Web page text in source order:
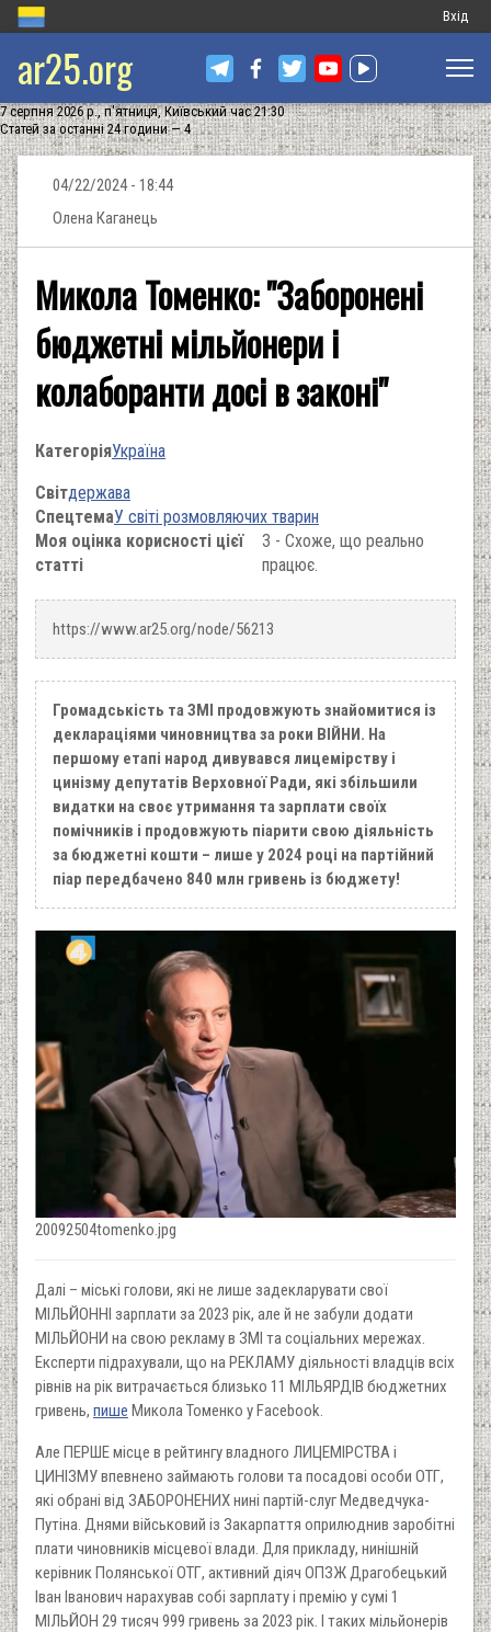
Меню
запису
Вхід
ar25.org
7 серпня 2026 р., п'ятниця, Київський час 21:30
Статей за останні 24 години — 4
04/22/2024 - 18:44
Олена Каганець
Микола Томенко: "Заборонені
бюджетні мільйонери і
колаборанти досі в законі"
КатегоріяУкраїна
Світдержава
СпецтемаУ світі розмовляючих тварин
Моя оцінка корисності цієї
статті
3 - Схоже, що реально
працює.
https://www.ar25.org/node/56213
Громадськість та ЗМІ продовжують знайомитися із
деклараціями чиновництва за роки ВІЙНИ. На
першому етапі народ дивувався лицемірству і
цинізму депутатів Верховної Ради, які збільшили
видатки на своє утримання та зарплати своїх
помічників і продовжують піарити свою діяльність
за бюджетні кошти – лише у 2024 році на партійний
піар передбачено 840 млн гривень із бюджету!
20092504tomenko.jpg
Далі – міські голови, які не лише задекларувати свої
МІЛЬЙОННІ зарплати за 2023 рік, але й не забули додати
МІЛЬЙОНИ на свою рекламу в ЗМІ та соціальних мережах.
Експерти підрахували, що на РЕКЛАМУ діяльності владців всіх
рівнів на рік витрачається близько 11 МІЛЬЯРДІВ бюджетних
гривень, пише Микола Томенко у Facebook.
Але ПЕРШЕ місце в рейтингу владного ЛИЦЕМІРСТВА і
ЦИНІЗМУ впевнено займають голови та посадові особи ОТГ,
які обрані від ЗАБОРОНЕНИХ нині партій-слуг Медведчука-
Путіна. Днями військовий із Закарпаття оприлюднив заробітні
плати чиновників місцевої влади. Для прикладу, нинішній
керівник Полянської ОТГ, активний діяч ОПЗЖ Драгобецький
Іван Іванович нарахував собі зарплату і премію у сумі 1
МІЛЬЙОН 29 тисяч 999 гривень за 2023 рік. І таких мільйонерів